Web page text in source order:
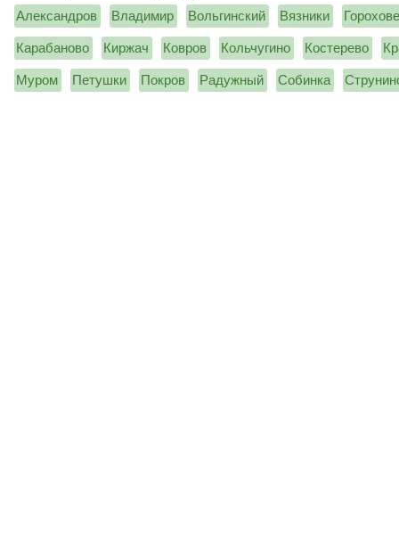
Александров Владимир Вольгинский Вязники
Карабаново Киржач Ковров Кольчугино Костерево
Муром Петушки Покров Радужный Собинка